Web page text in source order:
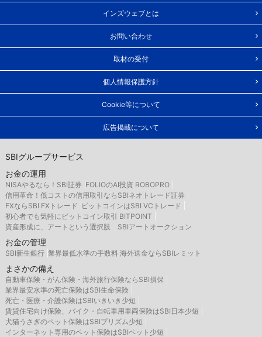
インズウェブとは
お問い合わせ
取材の受付
個人情報保護方針
Cookie等について
広告掲載について
SBIグループサービス
お金の運用
NISAやるなら！SBI証券 FOLIOのAI投資 ROBOPRO
信用革命！低コストの信用取引ならSBIネオトレード証券
FXならSBI FXトレード
ビットコインはSBI VCトレード
初心者でも気軽にビットコイン取引 BITPOINT
資産形成に、アートという選択肢 SBIアートオークション
お金の管理
SBI新生銀行 業界最低水準の手数料 海外送金ならSBIレミット
まさかの備え
自動車保険・がん保険・海外旅行保険ならSBI損保
業界最安水準の死亡保険はSBI生命保険
死亡・医療・介護保険はSBIいきいき少短
賃貸住宅向け保険、バイク・自転車用車両保険はSBI日本少短
犬猫うさぎのペット保険はSBIプリズム少短
インターネット専用のペット保険はSBIペット少短